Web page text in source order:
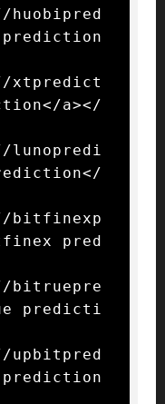
xtpredict
a></
lunopredi
bitfinexp
pred
bitruepre
predicti
upbitpred